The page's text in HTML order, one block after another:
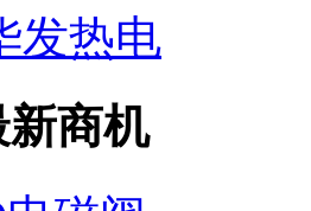
发热电
新商机